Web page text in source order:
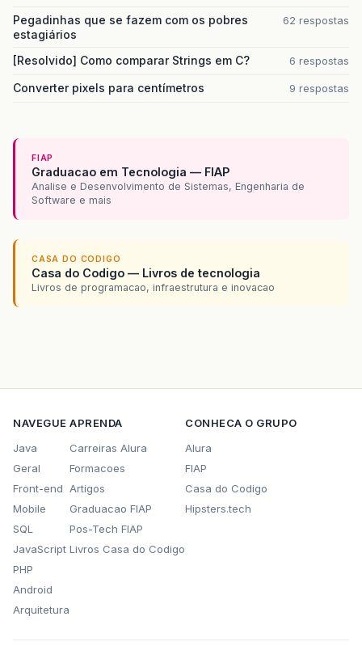
Pegadinhas que se fazem com os pobres
estagiários
62 respostas
[Resolvido] Como comparar Strings em C? 6 respostas
Converter pixels para centímetros 9 respostas
FIAP
Graduacao em Tecnologia — FIAP
Analise e Desenvolvimento de Sistemas, Engenharia de
Software e mais
CASA DO CODIGO
Casa do Codigo — Livros de tecnologia
Livros de programacao, infraestrutura e inovacao
NAVEGUE
Java
Geral
Front-end
Mobile
SQL
JavaScript
PHP
Android
Arquitetura
APRENDA
Carreiras Alura
Formacoes
Artigos
Graduacao FIAP
Pos-Tech FIAP
Livros Casa do Codigo
CONHECA O GRUPO
Alura
FIAP
Casa do Codigo
Hipsters.tech